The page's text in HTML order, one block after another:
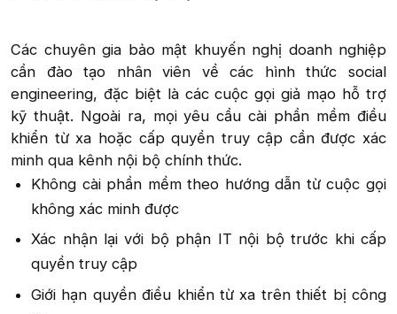
Các chuyên gia bảo mật khuyến nghị doanh nghiệp
cần đào tạo nhân viên về các hình thức social
engineering, đặc biệt là các cuộc gọi giả mạo hỗ trợ
kỹ thuật. Ngoài ra, mọi yêu cầu cài phần mềm điều
khiển từ xa hoặc cấp quyền truy cập cần được xác
minh qua kênh nội bộ chính thức.​
Không cài phần mềm theo hướng dẫn từ cuộc gọi
không xác minh được​
Xác nhận lại với bộ phận IT nội bộ trước khi cấp
quyền truy cập​
Giới hạn quyền điều khiển từ xa trên thiết bị công